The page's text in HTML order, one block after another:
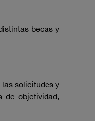
becas y
las solicitudes y
de objetividad,